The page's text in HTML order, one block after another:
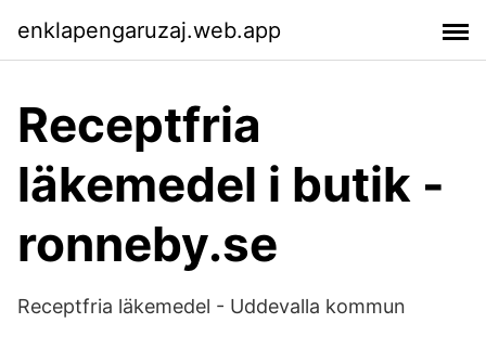
enklapengaruzaj.web.app
Receptfria
läkemedel i butik -
ronneby.se
Receptfria läkemedel - Uddevalla kommun